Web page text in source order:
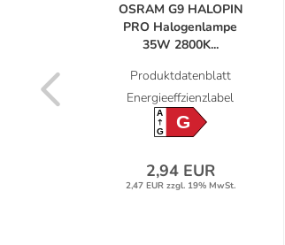
OSRAM G9 HALOPIN
PRO Halogenlampe
35W 2800K...
Produktdatenblatt
Energieeffzienzlabel
A
GG
2,94 EUR
2,47 EUR zzgl. 19% MwSt.